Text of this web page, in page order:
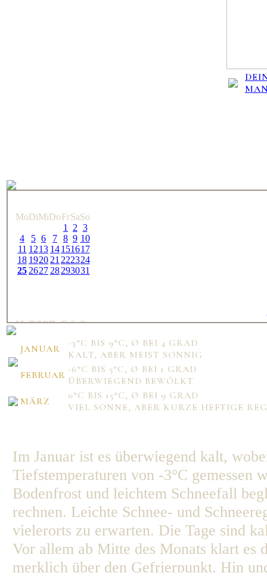
MoDiMiDoFrSaSo
1
2 3
4
5 6 7 8 9 10
11 1213 14151617
18 1920 21 222324
25 2627 28293031
MoDiMiDoFrSaSo
8
9 10 11 121314
15
192021
22
2728
15
16171819 20 21
2223 24252627 28
293031
JANUAR
-3°C BIS 9°C, Ø BEI 4 GRAD
KALT, ABER MEIST SONNIG
FEBRUAR -6°C BIS 5°C, Ø BEI 1 GRAD
ÜBERWIEGEND BEWÖLKT
MÄRZ
0°C BIS 15°C, Ø BEI 9 GRAD
VIEL SONNE, ABER KURZE HEFTIGE
Im Januar ist es überwiegend kalt,
Tiefstemperaturen von -3°C gemessen
Bodenfrost und leichtem Schneefall
rechnen. Leichte Schnee- und
vielerorts zu erwarten. Die Tage sind
Vor allem ab Mitte des Monats klart es
merklich über den Gefrierpunkt. Hin